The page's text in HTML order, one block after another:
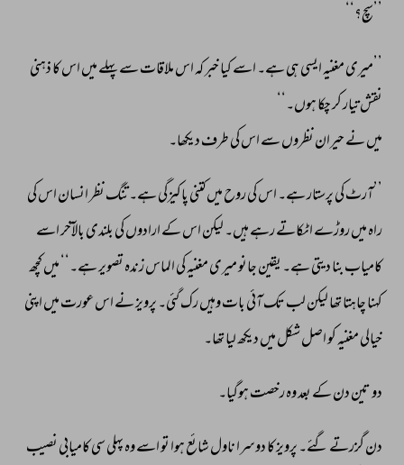
’’سچ؟‘‘
’’میری مغنیہ ایسی ہی ہے۔ اسے کیا خبر کہ اس ملاقات سے پہلے میں اس کا ذہنی
نقش تیار کر چکا ہوں۔‘‘
میں نے حیران نظروں سے اس کی طرف دیکھا۔
’’آرٹ کی پرستار ہے۔ اس کی روح میں کتنی پاکیزگی ہے۔ تنگ نظر انسان اس کی
راہ میں روڑے اٹکاتے رہے ہیں۔ لیکن اس کے ارادوں کی بلندی بالآخر اسے
کامیاب بنا دیتی ہے۔ یقین جانو میری مغنیہ کی الماس زندہ تصویر ہے۔‘‘ میں کچھ
کہنا چاہتا تھا لیکن لب تک آئی بات وہیں رک گئی۔ پرویز نے اس عورت میں اپنی
خیالی مغنیہ کو اصل شکل میں دیکھ لیا تھا۔
دو تین دن کے بعد وہ رخصت ہوگیا۔
دن گزرتے گئے۔ پرویز کا دوسرا ناول شائع ہوا تو اسے وہ پہلی سی کامیابی نصیب